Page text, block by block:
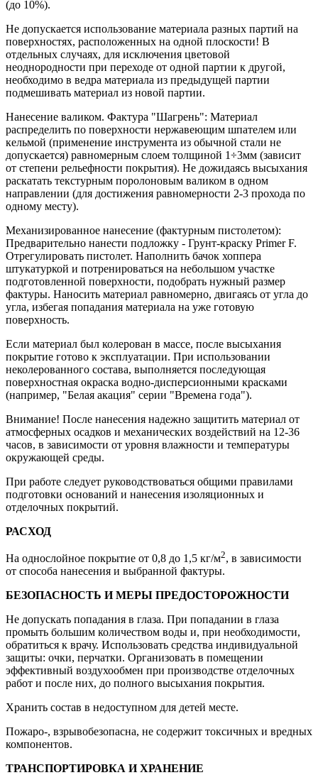
(до 10%).
Не допускается использование материала разных партий на
поверхностях, расположенных на одной плоскости! В
отдельных случаях, для исключения цветовой
неоднородности при переходе от одной партии к другой,
необходимо в ведра материала из предыдущей партии
подмешивать материал из новой партии.
Нанесение валиком. Фактура "Шагрень": Материал
распределить по поверхности нержавеющим шпателем или
кельмой (применение инструмента из обычной стали не
допускается) равномерным слоем толщиной 1÷3мм (зависит
от степени рельефности покрытия). Не дожидаясь высыхания
раскатать текстурным поролоновым валиком в одном
направлении (для достижения равномерности 2-3 прохода по
одному месту).
Механизированное нанесение (фактурным пистолетом):
Предварительно нанести подложку - Грунт-краску Primer F.
Отрегулировать пистолет. Наполнить бачок хоппера
штукатуркой и потренироваться на небольшом участке
подготовленной поверхности, подобрать нужный размер
фактуры. Наносить материал равномерно, двигаясь от угла до
угла, избегая попадания материала на уже готовую
поверхность.
Если материал был колерован в массе, после высыхания
покрытие готово к эксплуатации. При использовании
неколерованного состава, выполняется последующая
поверхностная окраска водно-дисперсионными красками
(например, "Белая акация" серии "Времена года").
Внимание! После нанесения надежно защитить материал от
атмосферных осадков и механических воздействий на 12-36
часов, в зависимости от уровня влажности и температуры
окружающей среды.
При работе следует руководствоваться общими правилами
подготовки оснований и нанесения изоляционных и
отделочных покрытий.
РАСХОД
На однослойное покрытие от 0,8 до 1,5 кг/м2, в зависимости
от способа нанесения и выбранной фактуры.
БЕЗОПАСНОСТЬ И МЕРЫ ПРЕДОСТОРОЖНОСТИ
Не допускать попадания в глаза. При попадании в глаза
промыть большим количеством воды и, при необходимости,
обратиться к врачу. Использовать средства индивидуальной
защиты: очки, перчатки. Организовать в помещении
эффективный воздухообмен при производстве отделочных
работ и после них, до полного высыхания покрытия.
Хранить состав в недоступном для детей месте.
Пожаро-, взрывобезопасна, не содержит токсичных и вредных
компонентов.
ТРАНСПОРТИРОВКА И ХРАНЕНИЕ